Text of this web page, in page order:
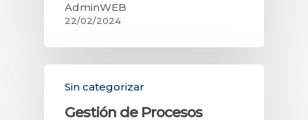
AdminWEB
22/02/2024
Sin categorizar
Gestión de Procesos